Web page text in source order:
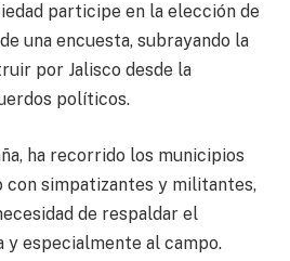
participe en la elección de
una encuesta, subrayando la
por Jalisco desde la
políticos.
ha recorrido los municipios
con simpatizantes y militantes,
de respaldar el
y especialmente al campo.